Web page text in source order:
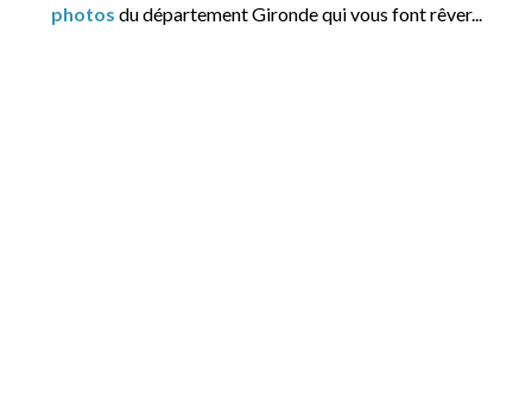
photos du département Gironde qui vous font rêver...